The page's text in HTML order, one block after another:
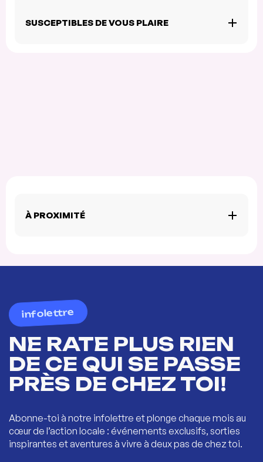
SUSCEPTIBLES DE VOUS PLAIRE
À PROXIMITÉ
infolettre
NE RATE PLUS RIEN
DE CE QUI SE PASSE
PRÈS DE CHEZ TOI!
Abonne-toi à notre infolettre et plonge chaque mois au
cœur de l’action locale : événements exclusifs, sorties
inspirantes et aventures à vivre à deux pas de chez toi.